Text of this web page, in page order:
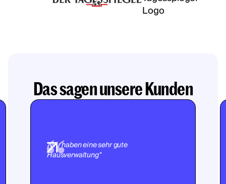
Das sagen unsere Kunden
"Wir haben eine sehr gute
Hausverwaltung"